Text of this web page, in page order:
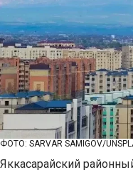
ФОТО: SARVAR SAMIGOV/
Яккасарайский